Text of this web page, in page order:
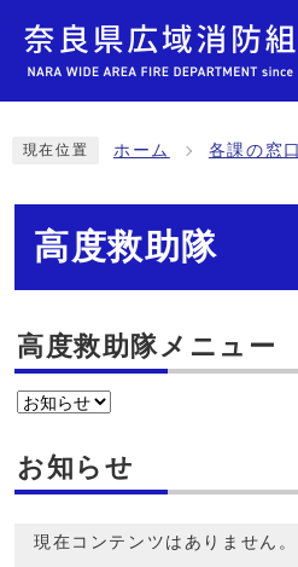
現在位置 ホーム 各課の窓口
高度救助隊
高度救助隊メニュー
お知らせ
現在コンテンツはありません。